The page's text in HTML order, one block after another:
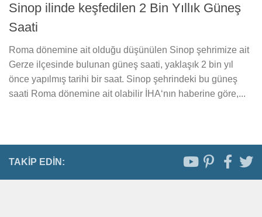
Sinop ilinde keşfedilen 2 Bin Yıllık Güneş
Saati
Roma dönemine ait olduğu düşünülen Sinop şehrimize ait
Gerze ilçesinde bulunan güneş saati, yaklaşık 2 bin yıl
önce yapılmış tarihi bir saat. Sinop şehrindeki bu güneş
saati Roma dönemine ait olabilir İHA‘nın haberine göre,...
TAKIP EDIN: